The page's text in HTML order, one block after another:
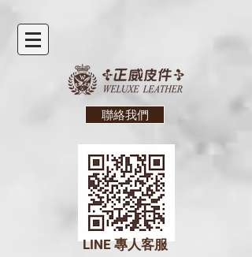
聯絡我們
LINE專人客服